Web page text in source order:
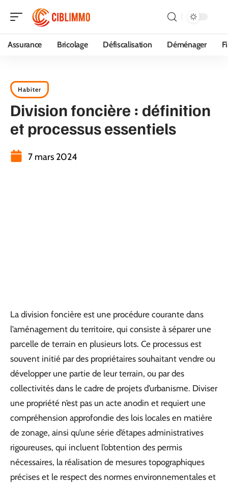
Assurance Bricolage Défiscalisation Déménager
Habiter
Division foncière : définition
et processus essentiels
7 mars 2024
La division foncière est une procédure courante dans
l’aménagement du territoire, qui consiste à séparer une
parcelle de terrain en plusieurs lots. Ce processus est
souvent initié par des propriétaires souhaitant vendre ou
développer une partie de leur terrain, ou par des
collectivités dans le cadre de projets d’urbanisme. Diviser
une propriété n’est pas un acte anodin et requiert une
compréhension approfondie des lois locales en matière
de zonage, ainsi qu’une série d’étapes administratives
rigoureuses, qui incluent l’obtention des permis
nécessaires, la réalisation de mesures topographiques
précises et le respect des normes environnementales et